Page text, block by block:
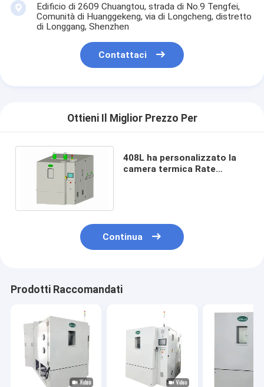
Edificio di 2609 Chuangtou, strada di No.9 Tengfei,
Comunità di Huanggekeng, via di Longcheng, distretto
di Longgang, Shenzhen
Contattaci
Ottieni Il Miglior Prezzo Per
408L ha personalizzato la
camera termica Rate
Continua
Prodotti Raccomandati